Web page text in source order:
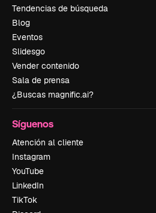
Tendencias de búsqueda
Blog
Eventos
Slidesgo
Vender contenido
Sala de prensa
¿Buscas magnific.ai?
Síguenos
Atención al cliente
Instagram
YouTube
LinkedIn
TikTok